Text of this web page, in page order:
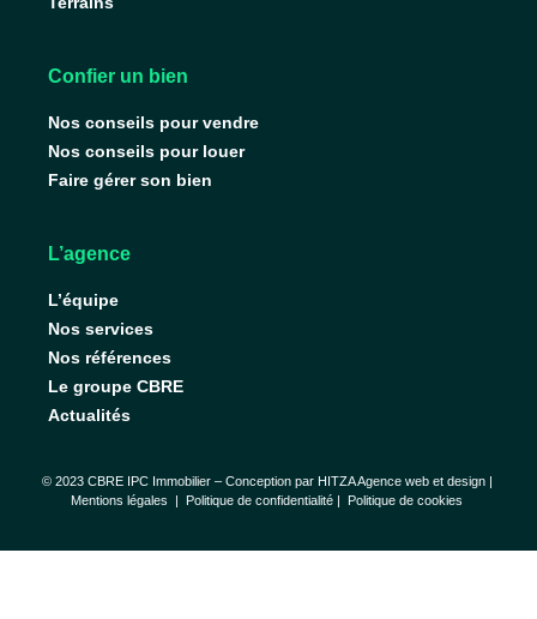
Confier un bien
Nos conseils pour vendre
Nos conseils pour louer
Faire gérer son bien
L’agence
L’équipe
Nos services
Nos références
Le groupe CBRE
Actualités
© 2023 CBRE IPC Immobilier – Conception par HITZA Agence web et design|
Mentions légales | Politique de confidentialité | Politique de cookies